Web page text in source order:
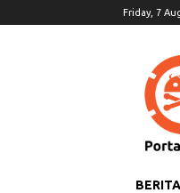
Friday, 7
BERITA